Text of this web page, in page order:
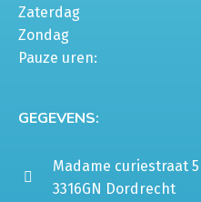
Zaterdag
Zondag
Pauze uren:
GEGEVENS:
Madame curiestraat 5
3316GN Dordrecht